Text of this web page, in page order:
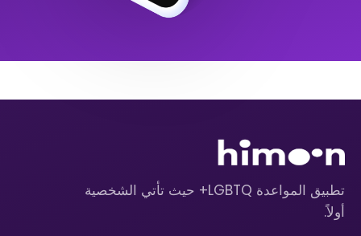
تطبيق المواعدة LGBTQ+ حيث تأتي الشخصية
أولاً.